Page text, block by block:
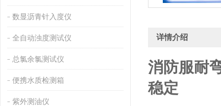
数显沥青针入度仪
全自动浊度测试仪
总氯余氯测试仪
便携水质检测箱
紫外测油仪
详情介绍
消防服耐
稳定